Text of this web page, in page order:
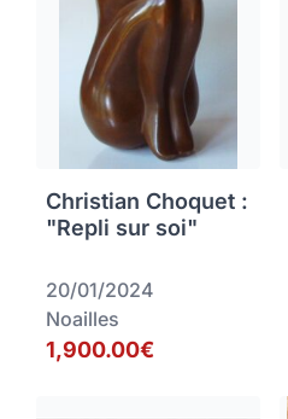
Christian Choquet :
"Repli sur soi"
20/01/2024
Noailles
1,900.00€